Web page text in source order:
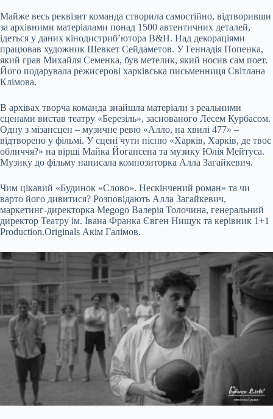
Майже весь реквізит команда створила самостійно, відтворивши
за архівними матеріалами понад 1500 автентичних деталей,
ідеться у даних кінодистриб’ютора B&H. Над декораціями
працював художник Шевкет Сейдаметов. У Геннадія Попенка,
який грав Михайля Семенка, був метелик, який носив сам поет.
Його подарувала режисерові харківська письменниця Світлана
Клімова.
В архівах творча команда знайшла матеріали з реальними
сценами вистав театру «Березіль», заснованого Лесем Курбасом.
Одну з мізансцен – музичне ревю «Алло, на хвилі 477» –
відтворено у фільмі. У сцені чути пісню «Харків, Харків, де твоє
обличчя?» на вірші Майка Йогансена та музику Юлія Мейтуса.
Музику до фільму написала композиторка Алла Загайкевич.
Чим цікавий «Будинок «Слово». Нескінчений роман» та чи
варто його дивитися? Розповідають Алла Загайкевич,
маркетинг-директорка Megogo Валерія Толочина, генеральний
директор Театру ім. Івана Франка Євген Нищук та керівник 1+1
Production.Originals Акім Галімов.